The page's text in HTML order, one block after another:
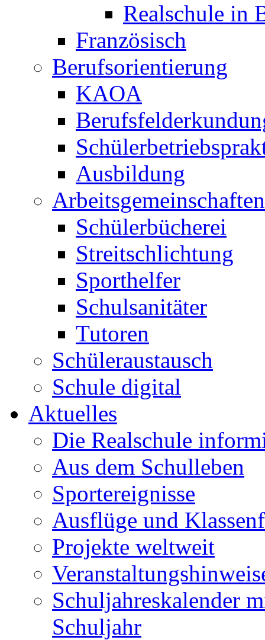
Realschule in
Französisch
Berufsorientierung
KAOA
Ausbildung
Arbeitsgemeinschaften
Schülerbücherei
Streitschlichtung
Sporthelfer
Schulsanitäter
Tutoren
Schüleraustausch
Schule digital
Aktuelles
Die Realschule
Aus dem Schulleben
Sportereignisse
Ausflüge und
Projekte weltweit
Schuljahreskalender
Schuljahr